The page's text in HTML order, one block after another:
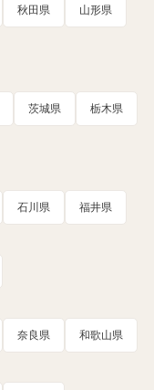
秋田県 山形県
茨城県 栃木県
石川県 福井県
奈良県 和歌山県